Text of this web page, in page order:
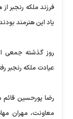
فرزند ملکه رنجبر
یاد این هنرمند
روز گذشته جمعی
عیادت ملکه رنجبر
رضا پورحسین
معاونت، مهران